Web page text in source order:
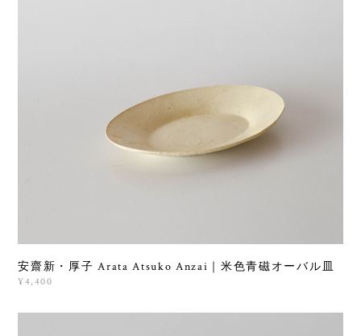
安齋新・厚子 Arata Atsuko Anzai｜米色青磁オーバル皿
¥4,400